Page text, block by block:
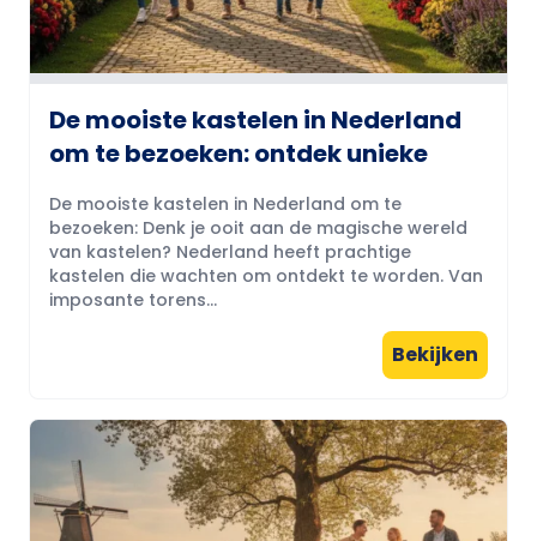
De mooiste kastelen in Nederland
om te bezoeken: ontdek unieke
De mooiste kastelen in Nederland om te
bezoeken: Denk je ooit aan de magische wereld
van kastelen? Nederland heeft prachtige
kastelen die wachten om ontdekt te worden. Van
imposante torens...
Bekijken